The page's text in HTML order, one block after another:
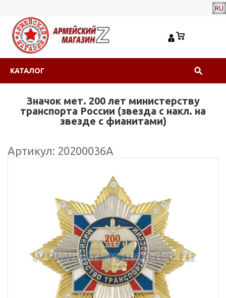
RU
КАТАЛОГ
Значок мет. 200 лет министерству
транспорта России (звезда с накл. на
звезде с фианитами)
Артикул: 20200036А